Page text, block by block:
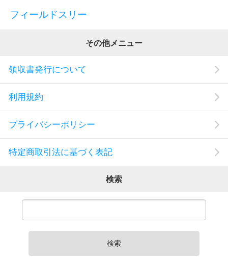
フィールドスリー
その他メニュー
領収書発行について
利用規約
プライバシーポリシー
特定商取引法に基づく表記
検索
検索